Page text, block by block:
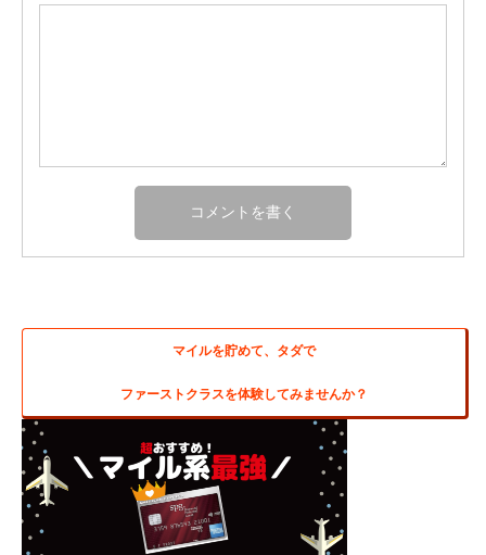
マイルを貯めて、タダで
ファーストクラスを体験してみませんか？